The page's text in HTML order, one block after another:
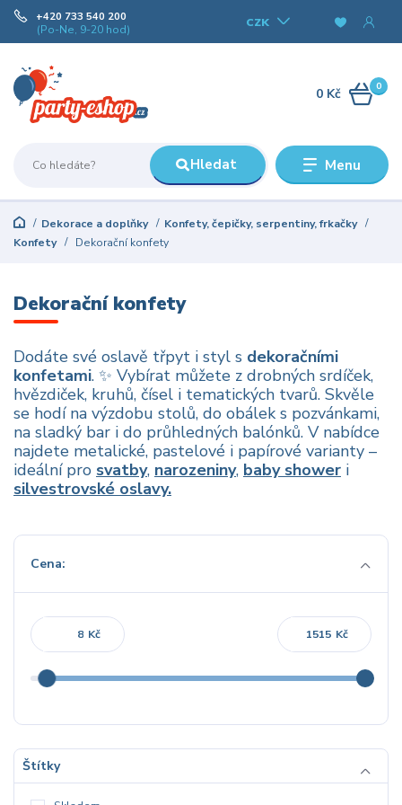
Menu
CZK
Hledat
+420 733 540 200
(Po-Ne, 9-20 hod)
0
0 Kč
Dekorace a doplňky
Konfety, čepičky, serpentiny, frkačky
Konfety
Dekorační konfety
Dekorační konfety
Dodáte své oslavě třpyt i styl s dekoračními
konfetami. ✨ Vybírat můžete z drobných srdíček,
hvězdiček, kruhů, čísel i tematických tvarů. Skvěle
se hodí na výzdobu stolů, do obálek s pozvánkami,
na sladký bar i do průhledných balónků. V nabídce
najdete metalické, pastelové i papírové varianty –
ideální pro svatby, narozeniny, baby shower i
silvestrovské oslavy.
Cena:
Kč Kč
Štítky